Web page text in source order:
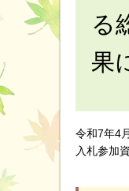
る
果
令和7年4
入札参加